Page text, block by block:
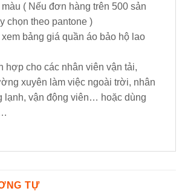
màu ( Nếu đơn hàng trên 500 sản
chọn theo pantone )
xem bảng giá quần áo bảo hộ lao
hợp cho các nhân viên vận tải,
xuyên làm việc ngoài trời, nhân
lạnh, vận động viên… hoặc dùng
TỰ